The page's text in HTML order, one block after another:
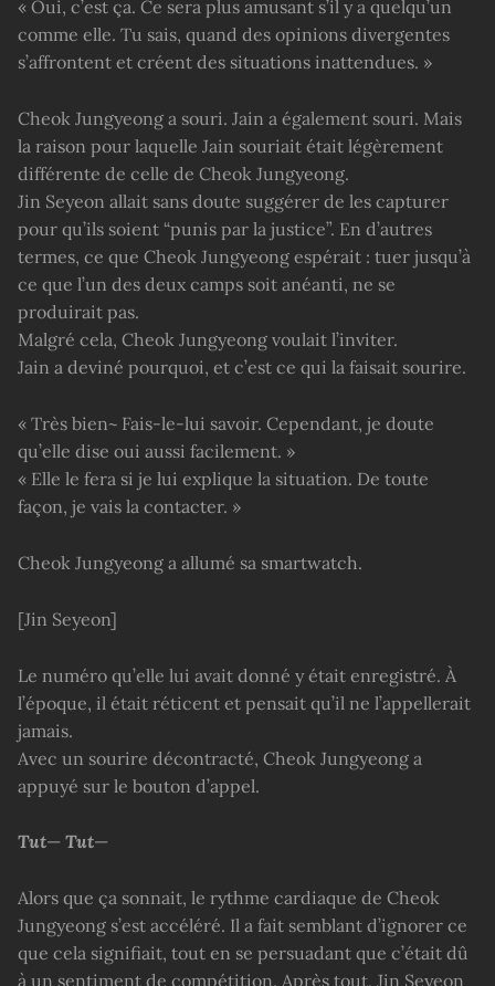
« Oui, c’est ça. Ce sera plus amusant s’il y a quelqu’un
comme elle. Tu sais, quand des opinions divergentes
s’affrontent et créent des situations inattendues. »
Cheok Jungyeong a souri. Jain a également souri. Mais
la raison pour laquelle Jain souriait était légèrement
différente de celle de Cheok Jungyeong.
Jin Seyeon allait sans doute suggérer de les capturer
pour qu’ils soient “punis par la justice”. En d’autres
termes, ce que Cheok Jungyeong espérait : tuer jusqu’à
ce que l’un des deux camps soit anéanti, ne se
produirait pas.
Malgré cela, Cheok Jungyeong voulait l’inviter.
Jain a deviné pourquoi, et c’est ce qui la faisait sourire.
« Très bien~ Fais-le-lui savoir. Cependant, je doute
qu’elle dise oui aussi facilement. »
« Elle le fera si je lui explique la situation. De toute
façon, je vais la contacter. »
Cheok Jungyeong a allumé sa smartwatch.
[Jin Seyeon]
Le numéro qu’elle lui avait donné y était enregistré. À
l’époque, il était réticent et pensait qu’il ne l’appellerait
jamais.
Avec un sourire décontracté, Cheok Jungyeong a
appuyé sur le bouton d’appel.
Tut— Tut—
Alors que ça sonnait, le rythme cardiaque de Cheok
Jungyeong s’est accéléré. Il a fait semblant d’ignorer ce
que cela signifiait, tout en se persuadant que c’était dû
à un sentiment de compétition. Après tout, Jin Seyeon